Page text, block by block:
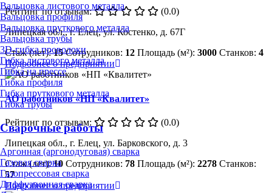
Вальцовка листового металла
Вальцовка профиля
Вальцовка пруткового металла
Вальцовка трубы
3D-гибка проволоки
Гибка листового металла
Гибка на прессе
Гибка профиля
Гибка пруткового металла
Гибка трубы
Сварочные работы
Аргонная (аргонодуговая) сварка
Газовая сварка
Газопрессовая сварка
Диффузионная сварка
Рейтинг по отзывам:
(0.0)
Липецкая обл., г. Елец, ул. Костенко, д. 67Г
Стаж (лет):15 Сотрудников: 12 Площадь (м²): 3000 Станков: 4
Подробнее о предприятии
АО работников «НП «Квалитет»
Рейтинг по отзывам:
(0.0)
Липецкая обл., г. Елец, ул. Барковского, д. 3
Стаж (лет):10 Сотрудников: 78 Площадь (м²): 2278 Станков:
57
Подробнее о предприятии